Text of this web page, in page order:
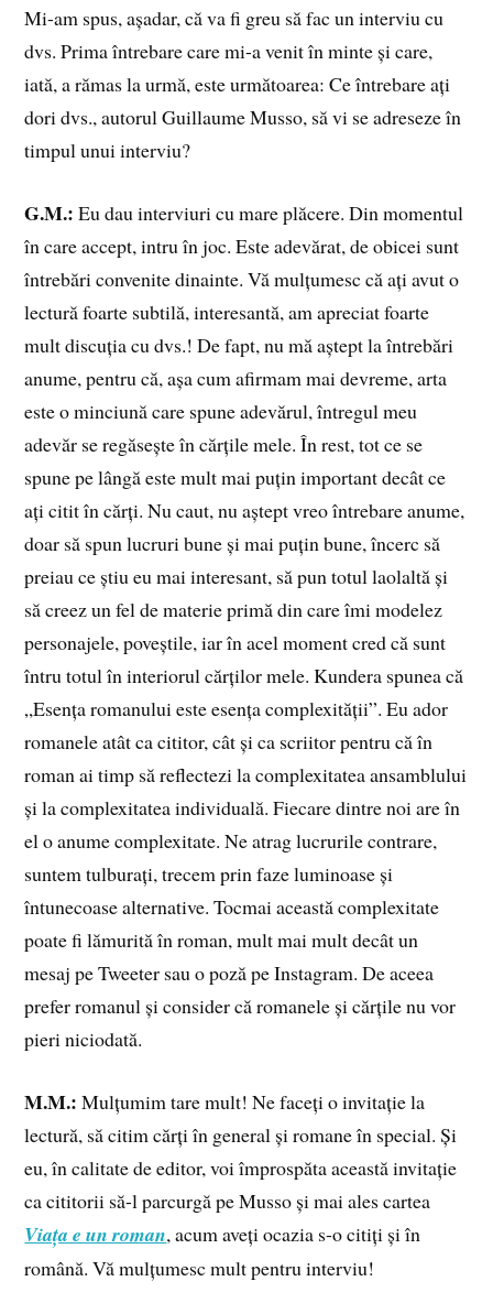
Mi-am spus, așadar, că va fi greu să fac un interviu cu
dvs. Prima întrebare care mi-a venit în minte și care,
iată, a rămas la urmă, este următoarea: Ce întrebare ați
dori dvs., autorul Guillaume Musso, să vi se adreseze în
timpul unui interviu?
G.M.:Eu dau interviuri cu mare plăcere. Din momentul
în care accept, intru în joc. Este adevărat, de obicei sunt
întrebări convenite dinainte. Vă mulțumesc că ați avut o
lectură foarte subtilă, interesantă, am apreciat foarte
mult discuția cu dvs.! De fapt, nu mă aștept la întrebări
anume, pentru că, așa cum afirmam mai devreme, arta
este o minciună care spune adevărul, întregul meu
adevăr se regăsește în cărțile mele. În rest, tot ce se
spune pe lângă este mult mai puțin important decât ce
ați citit în cărți. Nu caut, nu aștept vreo întrebare anume,
doar să spun lucruri bune și mai puțin bune, încerc să
preiau ce știu eu mai interesant, să pun totul laolaltă și
să creez un fel de materie primă din care îmi modelez
personajele, poveștile, iar în acel moment cred că sunt
întru totul în interiorul cărților mele. Kundera spunea că
„Esența romanului este esența complexității”. Eu ador
romanele atât ca cititor, cât și ca scriitor pentru că în
roman ai timp să reflectezi la complexitatea ansamblului
și la complexitatea individuală. Fiecare dintre noi are în
el o anume complexitate. Ne atrag lucrurile contrare,
suntem tulburați, trecem prin faze luminoase și
întunecoase alternative. Tocmai această complexitate
poate fi lămurită în roman, mult mai mult decât un
mesaj pe Tweeter sau o poză pe Instagram. De aceea
prefer romanul și consider că romanele și cărțile nu vor
pieri niciodată.
M.M.: Mulțumim tare mult! Ne faceți o invitație la
lectură, să citim cărți în general și romane în special. Și
eu, în calitate de editor, voi împrospăta această invitație
ca cititorii să-l parcurgă pe Musso și mai ales cartea
Viața e un roman, acum aveți ocazia s-o citiți și în
română. Vă mulțumesc mult pentru interviu!